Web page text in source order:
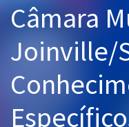
Cursos 20% OFF
Pós
Graduação
OAB
Câmara
Joinville/